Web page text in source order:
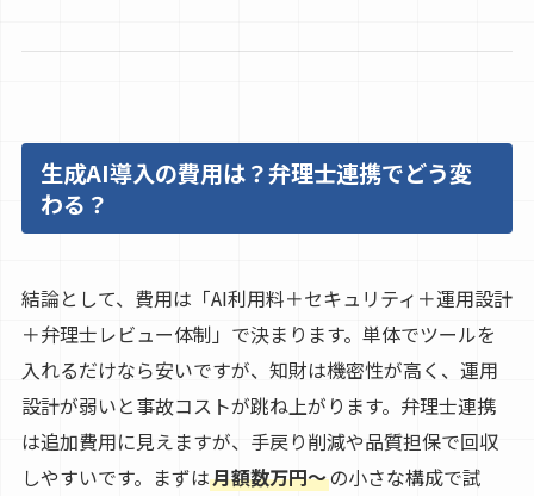
生成AI導入の費用は？弁理士連携でどう変
わる？
結論として、費用は「AI利用料＋セキュリティ＋運用設計
＋弁理士レビュー体制」で決まります。単体でツールを
入れるだけなら安いですが、知財は機密性が高く、運用
設計が弱いと事故コストが跳ね上がります。弁理士連携
は追加費用に見えますが、手戻り削減や品質担保で回収
しやすいです。まずは月額数万円〜の小さな構成で試